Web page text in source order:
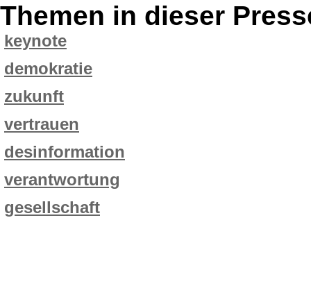
Themen in dieser
keynote
demokratie
zukunft
vertrauen
desinformation
verantwortung
gesellschaft